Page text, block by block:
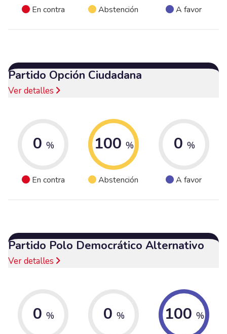
En contra Abstención A favor
Partido Opción Ciudadana
Ver detalles
0 %
En contra
100 %
Abstención
0 %
A favor
Partido Polo Democrático Alternativo
Ver detalles
0 % 0 % 100 %